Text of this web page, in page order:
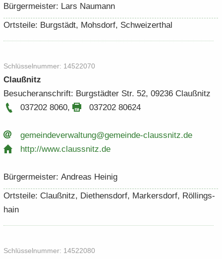
Bür­ger­meis­ter: Lars Nau­mann
Orts­tei­le: Burg­städt, Mohs­dorf, Schwei­zer­thal
Schlüs­sel­num­mer: 14522070
Clau­ß­nitz
Be­su­cher­an­schrift: Burg­städ­ter Str. 52, 09236 Clau­ß­nitz
037202 8060, 037202 80624
ge­mein­de­ver­wal­tung@gemeinde-​​claussnitz.​de
http:/​/​www.​claussnitz.​de
Bür­ger­meis­ter: An­dre­as Hei­nig
Orts­tei­le: Clau­ß­nitz, Diethens­dorf, Mar­kers­dorf, Röl­lings­
hain
Schlüs­sel­num­mer: 14522080